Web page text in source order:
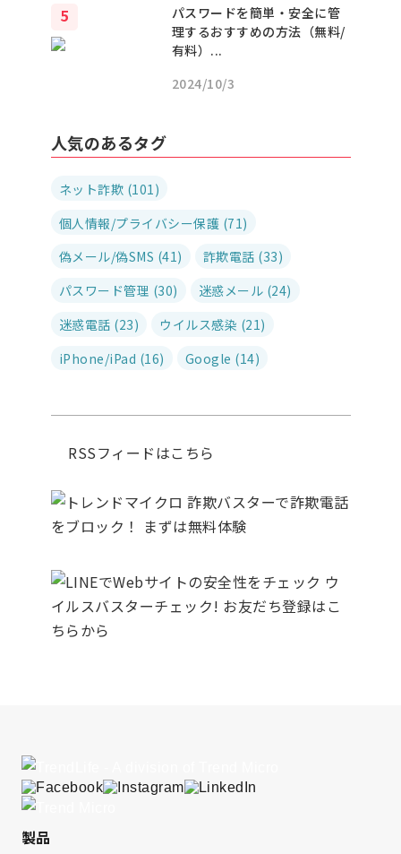
パスワードを簡単・安全に管
理するおすすめの方法（無料/
有料）...
2024/10/3
人気のあるタグ
ネット詐欺 (101)
個人情報/プライバシー保護 (71)
偽メール/偽SMS (41)
詐欺電話 (33)
パスワード管理 (30)
迷惑メール (24)
迷惑電話 (23)
ウイルス感染 (21)
iPhone/iPad (16)
Google (14)
RSSフィードはこちら
製品